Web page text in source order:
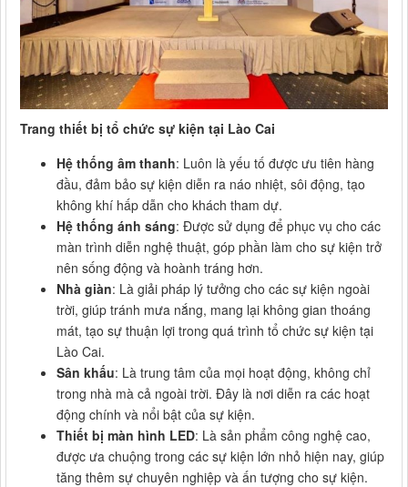
Trang thiết bị tổ chức sự kiện tại Lào Cai
Hệ thống âm thanh: Luôn là yếu tố được ưu tiên hàng
đầu, đảm bảo sự kiện diễn ra náo nhiệt, sôi động, tạo
không khí hấp dẫn cho khách tham dự.
Hệ thống ánh sáng: Được sử dụng để phục vụ cho các
màn trình diễn nghệ thuật, góp phần làm cho sự kiện trở
nên sống động và hoành tráng hơn.
Nhà giàn: Là giải pháp lý tưởng cho các sự kiện ngoài
trời, giúp tránh mưa nắng, mang lại không gian thoáng
mát, tạo sự thuận lợi trong quá trình tổ chức sự kiện tại
Lào Cai.
Sân khấu: Là trung tâm của mọi hoạt động, không chỉ
trong nhà mà cả ngoài trời. Đây là nơi diễn ra các hoạt
động chính và nổi bật của sự kiện.
Thiết bị màn hình LED: Là sản phẩm công nghệ cao,
được ưa chuộng trong các sự kiện lớn nhỏ hiện nay, giúp
tăng thêm sự chuyên nghiệp và ấn tượng cho sự kiện.